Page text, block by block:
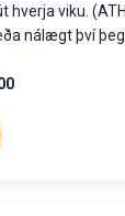
hverja viku.
nálægt því